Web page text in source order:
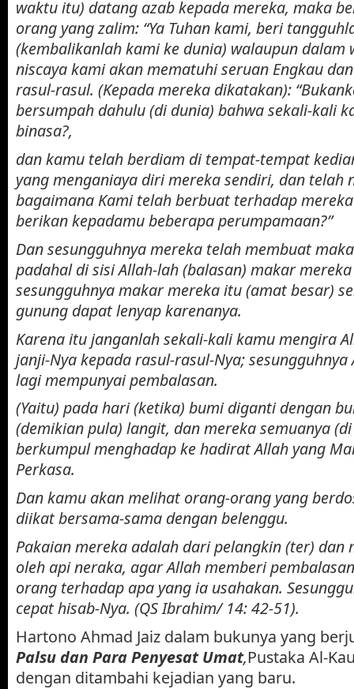
waktu itu) datang azab kepada mereka, maka
orang yang zalim: “Ya Tuhan kami, beri
(kembalikanlah kami ke dunia) walaupun dalam
niscaya kami akan mematuhi seruan Engkau
rasul-rasul. (Kepada mereka dikatakan):
bersumpah dahulu (di dunia) bahwa sekali-kali
binasa?,
dan kamu telah berdiam di tempat-tempat
yang menganiaya diri mereka sendiri, dan telah
bagaimana Kami telah berbuat terhadap
berikan kepadamu beberapa perumpamaan?”
Dan sesungguhnya mereka telah membuat
padahal di sisi Allah-lah (balasan) makar
sesungguhnya makar mereka itu (amat besar)
gunung dapat lenyap karenanya.
Karena itu janganlah sekali-kali kamu mengira
janji-Nya kepada rasul-rasul-Nya; sesungguhnya
lagi mempunyai pembalasan.
(Yaitu) pada hari (ketika) bumi diganti dengan
(demikian pula) langit, dan mereka semuanya
berkumpul menghadap ke hadirat Allah yang
Perkasa.
Dan kamu akan melihat orang-orang yang
diikat bersama-sama dengan belenggu.
Pakaian mereka adalah dari pelangkin (ter) dan
oleh api neraka, agar Allah memberi
orang terhadap apa yang ia usahakan.
cepat hisab-Nya. (QS Ibrahim/ 14: 42-51).
Hartono Ahmad Jaiz dalam bukunya yang
Palsu dan Para Penyesat Umat,Pustaka Al-
dengan ditambahi kejadian yang baru.